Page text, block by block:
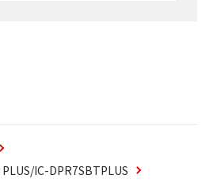
PLUS/IC-DPR7SBTPLUS